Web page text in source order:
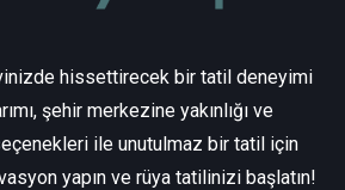
hissettirecek bir tatil deneyimi
şehir merkezine yakınlığı ve
ile unutulmaz bir tatil için
yapın ve rüya tatilinizi başlatın!